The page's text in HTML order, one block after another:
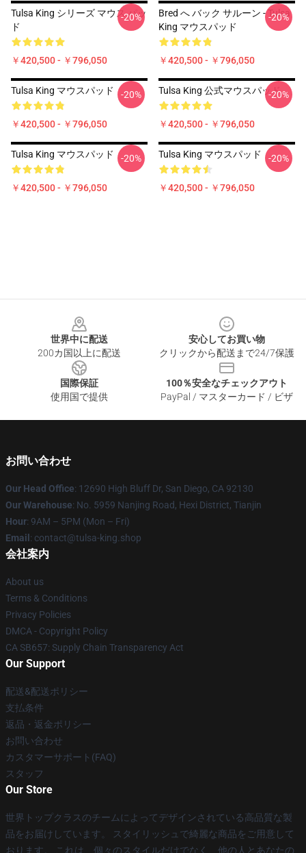
Tulsa King シリーズ マウス パッ
ド
￥420,500 - ￥796,050
-20%
Bred へ バック サルーン - Tulsa
King マウスパッド
￥420,500 - ￥796,050
-20%
Tulsa King マウスパッド
￥420,500 - ￥796,050
-20% Tulsa King 公式マウスパッド
￥420,500 - ￥796,050
-20%
Tulsa King マウスパッド
￥420,500 - ￥796,050
-20% Tulsa King マウスパッド
￥420,500 - ￥796,050
-20%
世界中に配送
200カ国以上に配送
安心してお買い物
クリックから配送まで24/7保護
国際保証
使用国で提供
100％安全なチェックアウト
PayPal / マスターカード / ビザ
お問い合わせ
Our Head Office: 12690 High Bluff Dr, San Diego, CA 92130
Our Warehouse: No. 5959 Nanjing Road, Hexi District, Tianjin
Hour: 9AM – 5PM (Mon – Fri)
Email : contact@tulsa-king.shop
会社案内
About us
Terms & Conditions
Privacy Policies
DMCA - Copyright Policy
CA SB657: Supply Chain Transparency Act
Our Support
配送&配送ポリシー
支払条件
返品・返金ポリシー
お問い合わせ
カスタマーサポート(FAQ)
スタッフ
Our Store
世界トップクラスのチームによってデザインされている高品質な製
品をお届けしています。 スタイリッシュで綺麗な商品をご用意して
おります。 これは、個々のスタイルだけでなく、他の人とあなたの